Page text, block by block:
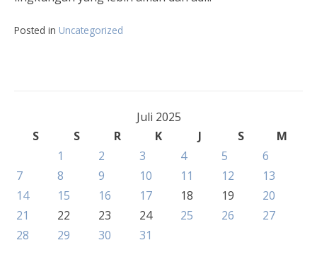
Posted in Uncategorized
Juli 2025
S
S R K J S
M
1
2 3 4 5
6
7
8 9 10 11 12
13
14
15 16 17 18 19
20
21
22 23 24 25 26
27
28
29 30 31